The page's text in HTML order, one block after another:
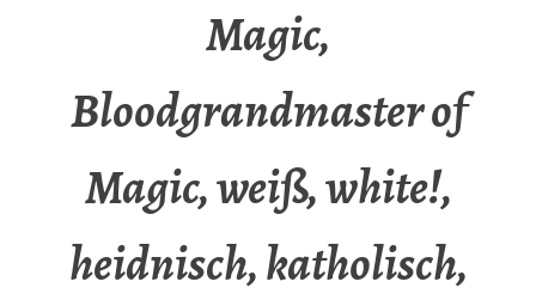
Magic,
Bloodgrandmaster of
Magic, weiß, white!,
heidnisch, katholisch,